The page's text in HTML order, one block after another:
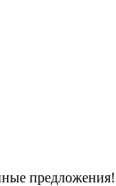
предложения!